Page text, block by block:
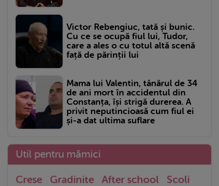
Victor Rebengiuc, tată și bunic.
Cu ce se ocupă fiul lui, Tudor,
care a ales o cu totul altă scenă
față de părinții lui
Mama lui Valentin, tânărul de 34
de ani mort în accidentul din
Constanța, își strigă durerea. A
privit neputincioasă cum fiul ei
și-a dat ultima suflare
Util pentru mămici
Crese Gradinite After school
Scoli